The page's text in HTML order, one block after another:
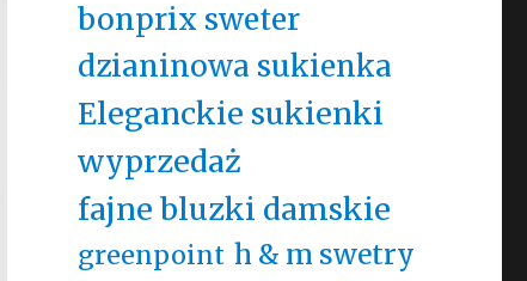
bonprix sweter
dzianinowa sukienka
Eleganckie sukienki
wyprzedaż
fajne bluzki damskie
greenpoint h & m swetry